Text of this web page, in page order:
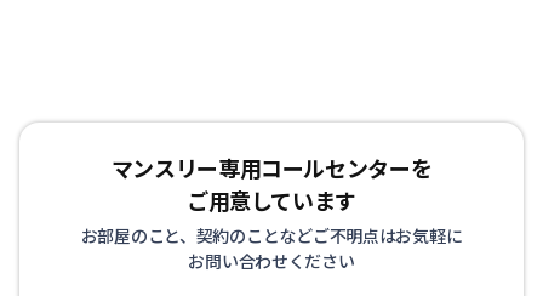
マンスリー専用コールセンターを
ご用意しています
お部屋のこと、契約のことなどご不明点はお気軽に
お問い合わせください